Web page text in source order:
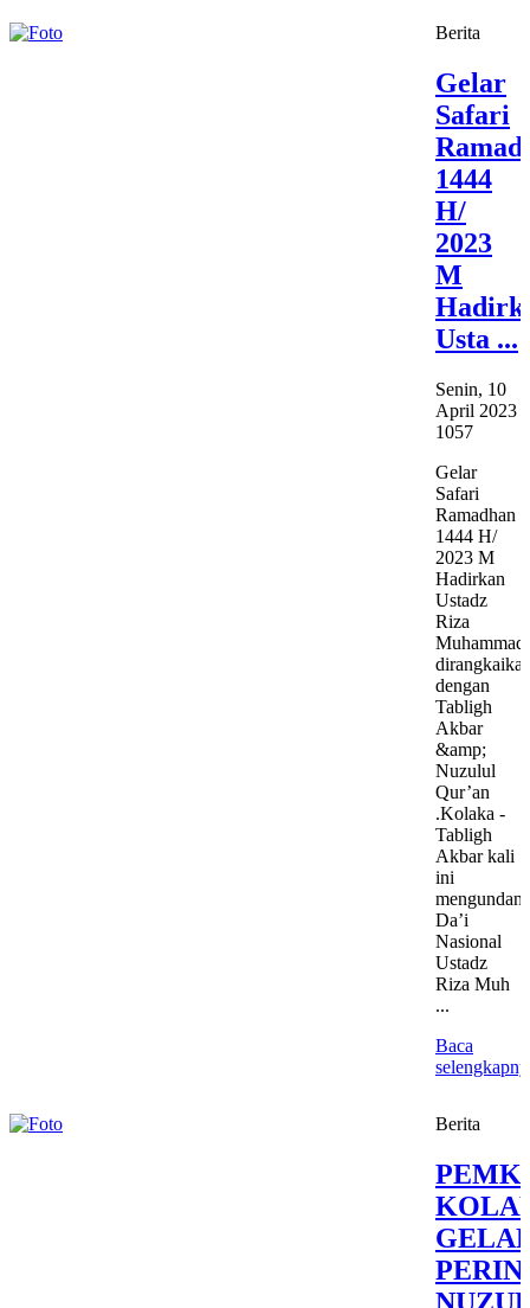
Berita
Gelar
Safari
1444
H/
2023
M
Usta ...
Senin, 10
April 2023
1057
Gelar
Safari
Ramadhan
1444 H/
2023 M
Hadirkan
Ustadz
Riza
Muhammad,
dengan
Tabligh
Akbar
&amp;
Nuzulul
Qur’an
.Kolaka -
Tabligh
Akbar kali
ini
Da’i
Nasional
Ustadz
Riza Muh
...
Baca
Berita